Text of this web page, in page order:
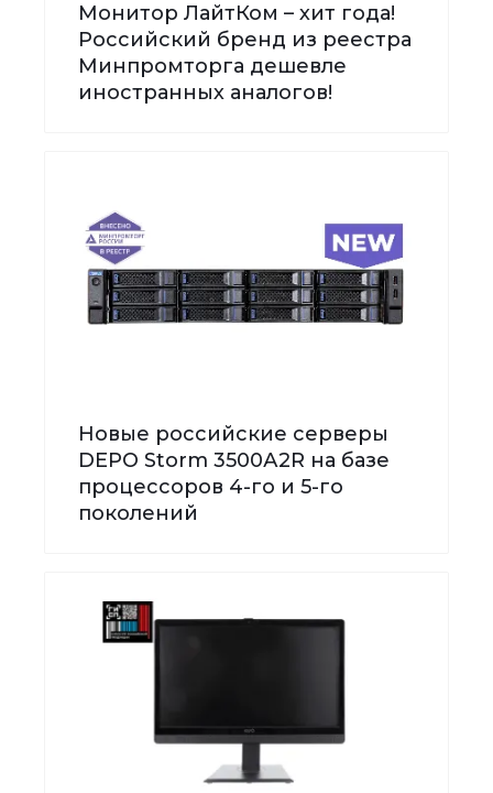
Монитор ЛайтКом – хит года!
Российский бренд из реестра
Минпромторга дешевле
иностранных аналогов!
Новые российские серверы
DEPO Storm 3500А2R на базе
процессоров 4-го и 5-го
поколений